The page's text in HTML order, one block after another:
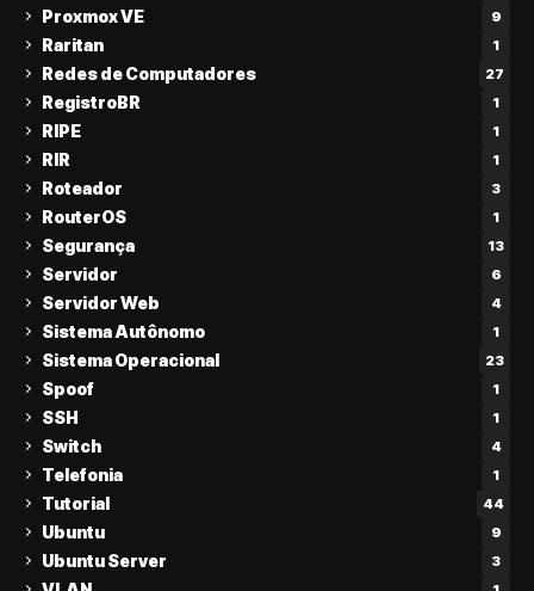
Proxmox VE 9
Raritan 1
Redes de Computadores 27
RegistroBR 1
RIPE 1
RIR 1
Roteador 3
RouterOS 1
Segurança 13
Servidor 6
Servidor Web 4
Sistema Autônomo 1
Sistema Operacional 23
Spoof 1
SSH 1
Switch 4
Telefonia 1
Tutorial 44
Ubuntu 9
Ubuntu Server 3